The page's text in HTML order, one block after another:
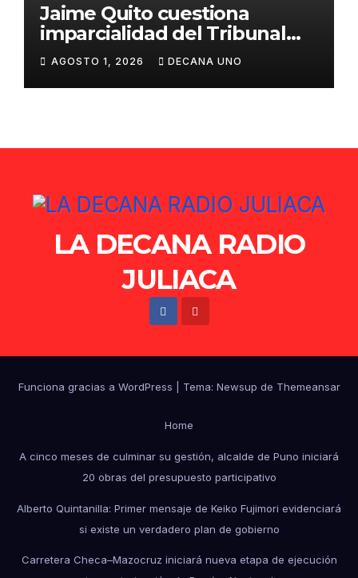
Jaime Quito cuestiona
imparcialidad del Tribunal
Constitucional tras liberación
de Ollanta Humala
AGOSTO 1, 2026 DECANA UNO
LA DECANA RADIO
JULIACA
Funciona gracias a WordPress Tema: Newsup de Themeansar
Home
A cinco meses de culminar su gestión, alcalde de Puno iniciará
20 obras del presupuesto participativo
Alberto Quintanilla: Primer mensaje de Keiko Fujimori evidenciará
si existe un verdadero plan de gobierno
Carretera Checa–Mazocruz iniciará nueva etapa de ejecución